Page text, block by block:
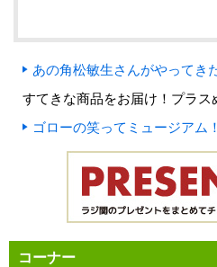
あの角松敏生さんがやってき
すてきな商品をお届け！プラス
ゴローの笑ってミュージアム
コーナー